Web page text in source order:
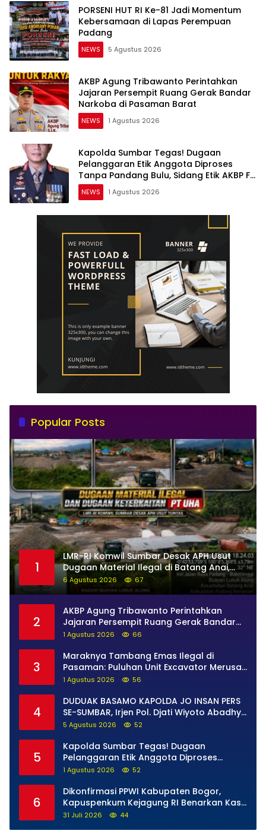
PORSENI HUT RI Ke-81 Jadi Momentum
Kebersamaan di Lapas Perempuan
Padang
NEWS 5 Agustus 2026
AKBP Agung Tribawanto Perintahkan
Jajaran Persempit Ruang Gerak Bandar
Narkoba di Pasaman Barat
NEWS 1 Agustus 2026
Kapolda Sumbar Tegas! Dugaan
Pelanggaran Etik Anggota Diproses
Tanpa Pandang Bulu, Sidang Etik AKBP F
Dipercepat
NEWS 1 Agustus 2026
Popular Posts
1
LMR-RI Komwil Sumbar Desak APH Usut
Dugaan Material Ilegal di Batang Anai,
Dugaan Keterkaitan PT UHA Diminta
Diselidiki Tuntas
6 Agustus 2026 67
2
AKBP Agung Tribawanto Perintahkan
Jajaran Persempit Ruang Gerak Bandar
Narkoba di Pasaman Barat
1 Agustus 2026 66
3
Maraknya Tambang Emas Ilegal di
Pasaman: Puluhan Unit Excavator Merusak
Alam, di Kawasan Muaro Sungai Lolo
1 Agustus 2026 56
4
DUDUAK BASAMO KAPOLDA JO INSAN PERS
SE-SUMBAR, Irjen Pol. Djati Wiyoto Abadhy
Tegaskan Tak Ada Ruang bagi Pelanggar
5 Agustus 2026 52
5
Kapolda Sumbar Tegas! Dugaan
Pelanggaran Etik Anggota Diproses
Tanpa Pandang Bulu, Sidang Etik AKBP F
1 Agustus 2026 52
6
Dikonfirmasi PPWI Kabupaten Bogor,
Kapuspenkum Kejagung RI Benarkan Kasi
Pidsus Kejari Kabupaten Bogor Jalani
31 Juli 2026 44